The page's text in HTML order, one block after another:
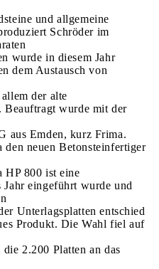
und allgemeine
Schröder im
wurde in diesem Jahr
dem Austausch von
der alte
Beauftragt wurde mit der
aus Emden, kurz Frima.
den neuen Betonsteinfertiger
HP 800 ist eine
eingeführt wurde und
Unterlagsplatten entschied
Produkt. Die Wahl fiel auf
2.200 Platten an das